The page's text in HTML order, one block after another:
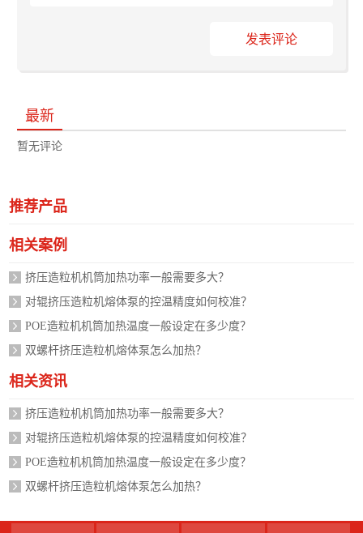
发表评论
最新
暂无评论
推荐产品
相关案例
挤压造粒机机筒加热功率一般需要多大？
对辊挤压造粒机熔体泵的控温精度如何校准？
POE造粒机机筒加热温度一般设定在多少度？
双螺杆挤压造粒机熔体泵怎么加热？
相关资讯
挤压造粒机机筒加热功率一般需要多大？
对辊挤压造粒机熔体泵的控温精度如何校准？
POE造粒机机筒加热温度一般设定在多少度？
双螺杆挤压造粒机熔体泵怎么加热？